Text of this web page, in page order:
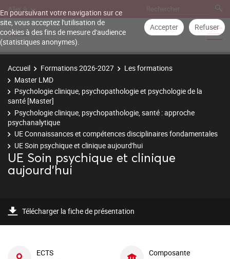
En poursuivant votre navigation sur ce
site, vous acceptez l'utilisation de
cookies à des fins de mesure d'audience
(statistiques anonymes).
Accepter Refuser
Aller à
Accueil Formations 2026-2027
Les formations
Master LMD
Psychologie clinique, psychopathologie et psychologie de la
santé [Master]
Psychologie clinique, psychopathologie, santé : approche
psychanalytique
UE Connaissances et compétences disciplinaires fondamentales
UE Soin psychique et clinique aujourd'hui
UE Soin psychique et clinique
aujourd'hui
Télécharger la fiche de présentation
ECTS Composante